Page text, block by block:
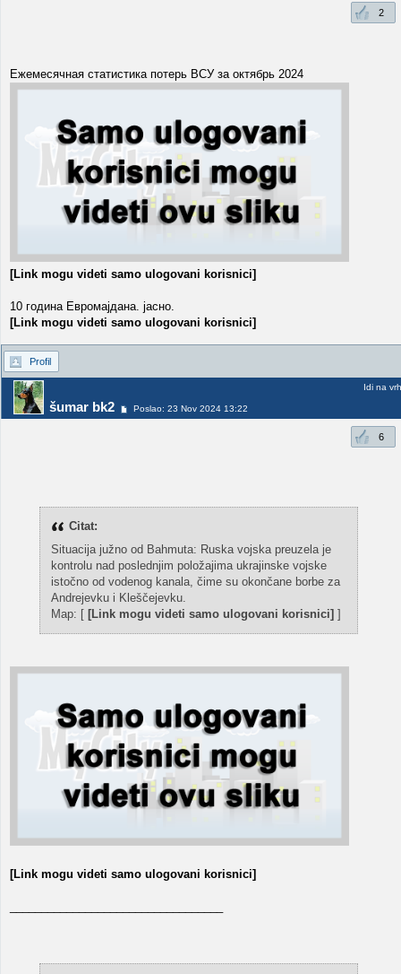
2
Ежемесячная статистика потерь ВСУ за октябрь 2024
[Link mogu videti samo ulogovani korisnici]
10 година Евромајдана. јасно.
[Link mogu videti samo ulogovani korisnici]
Profil
šumar bk2 Poslao: 23 Nov 2024 13:22
Idi na vrh
6
Citat:
Situacija južno od Bahmuta: Ruska vojska preuzela je
kontrolu nad poslednjim položajima ukrajinske vojske
istočno od vodenog kanala, čime su okončane borbe za
Andrejevku i Kleščejevku.
Map: [ [Link mogu videti samo ulogovani korisnici] ]
[Link mogu videti samo ulogovani korisnici]